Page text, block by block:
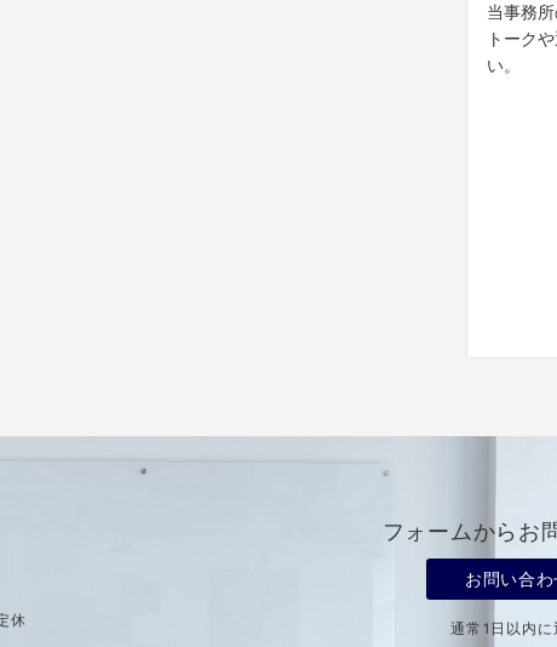
当事務
トーク
い。
休
フォームからお
お問い合わ
通常1日以内に